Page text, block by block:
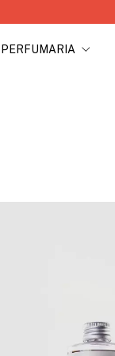
PERFUMARIA